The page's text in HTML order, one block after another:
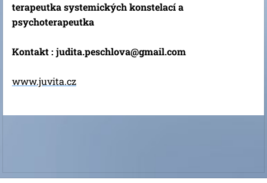
terapeutka systemických konstelací a
psychoterapeutka
Kontakt : judita.peschlova@gmail.com
www.juvita.cz